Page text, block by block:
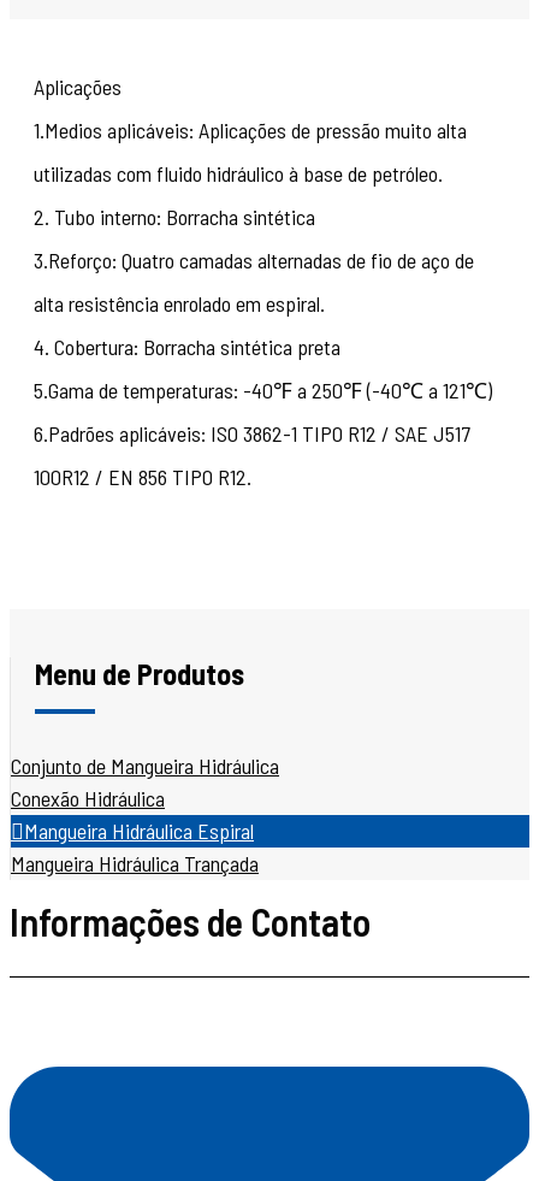
Aplicações
1.Medios aplicáveis: Aplicações de pressão muito alta
utilizadas com fluido hidráulico à base de petróleo.
2. Tubo interno: Borracha sintética
3.Reforço: Quatro camadas alternadas de fio de aço de
alta resistência enrolado em espiral.
4. Cobertura: Borracha sintética preta
5.Gama de temperaturas: -40℉ a 250℉ (-40℃ a 121℃)
6.Padrões aplicáveis: ISO 3862-1 TIPO R12 / SAE J517
100R12 / EN 856 TIPO R12.
Menu de Produtos
Conjunto de Mangueira Hidráulica
Conexão Hidráulica
Mangueira Hidráulica Espiral
Mangueira Hidráulica Trançada
Informações de Contato